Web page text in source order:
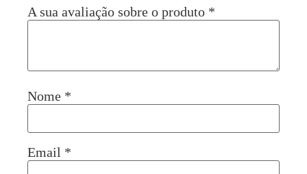
A sua avaliação sobre o produto *
Nome *
Email *